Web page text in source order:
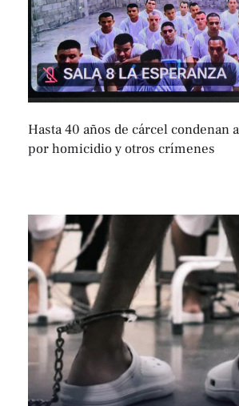
Hasta 40 años de cárcel condenan
por homicidio y otros crímenes